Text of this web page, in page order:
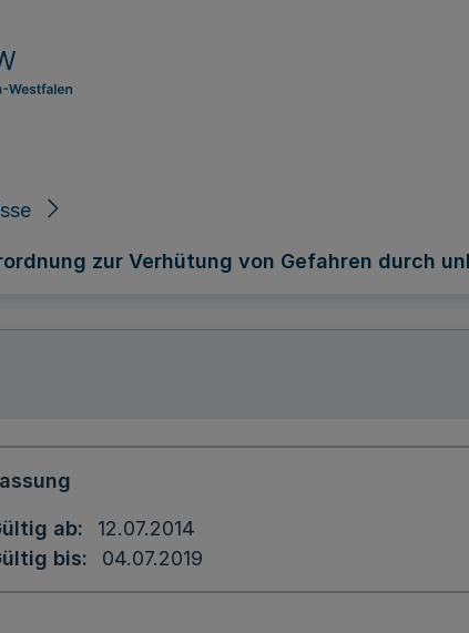
zur Verhütung von Gefahren durch
ab
12.07.2014
bis
04.07.2019